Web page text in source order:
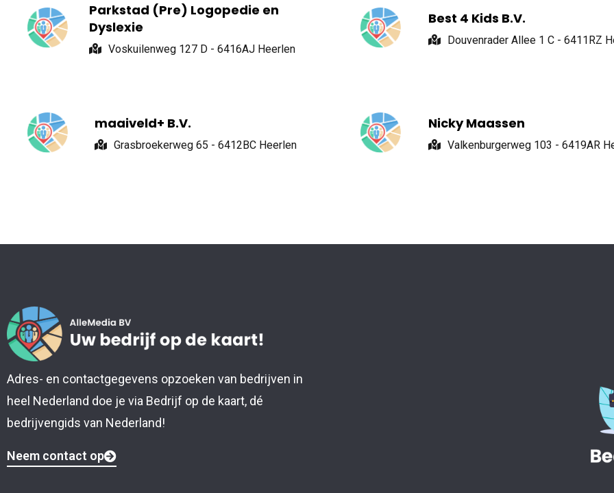
Parkstad (Pre) Logopedie en
Dyslexie
Voskuilenweg 127 D - 6416AJ Heerlen
Best 4 Kids B.V.
Douvenrader Allee 1 C - 6411RZ
maaiveld+ B.V.
Grasbroekerweg 65 - 6412BC Heerlen
Nicky Maassen
Valkenburgerweg 103 - 6419AR
Adres- en contactgegevens opzoeken van bedrijven in
heel Nederland doe je via Bedrijf op de kaart, dé
bedrijvengids van Nederland!
Neem contact op